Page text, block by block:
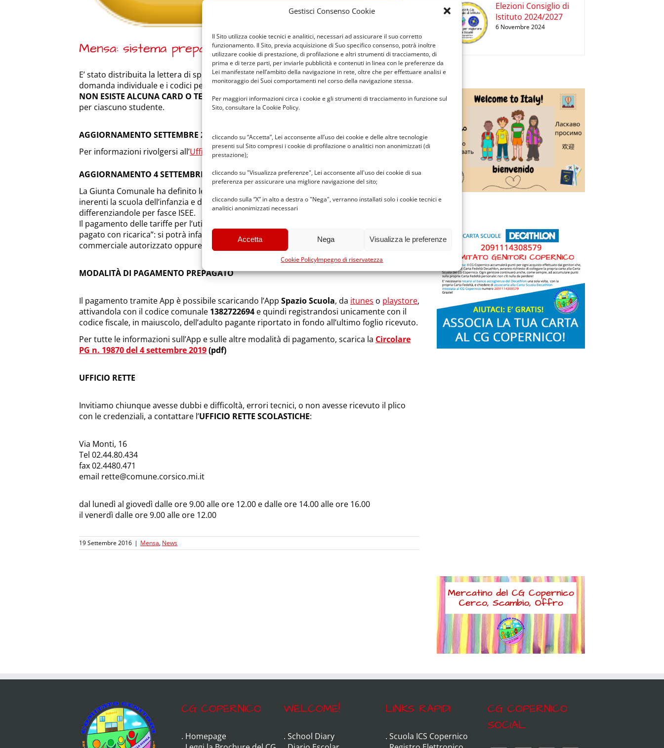
Gestisci Consenso Cookie
Il Sito utilizza cookie tecnici e analitici, necessari ad assicurare il suo corretto
funzionamento. Il Sito, previa acquisizione di Suo specifico consenso, potrà inoltre
utilizzare cookie di prestazione, di profilazione e altri strumenti di tracciamento, di
prima e di terze parti, per inviarle pubblicità e contenuti in linea con le preferenze da
Lei manifestate nell’ambito della navigazione in rete, oltre che per effettuare analisi e
monitoraggio dei Suoi comportamenti nel corso della navigazione stessa.
Per maggiori informazioni circa i cookie e gli strumenti di tracciamento in funzione sul
Sito, consultare la Cookie Policy.
cliccando su “Accetta”, Lei acconsente all’uso dei cookie e delle altre tecnologie
presenti sul Sito compresi i cookie di profilazione o analitici non anonimizzati (di
prestazione);
cliccando su "Visualizza preferenze", Lei acconsente all'uso dei cookie di sua
preferenza per assicurare una migliore navigazione del sito;
cliccando sulla “X” in alto a destra o "Nega", verranno installati solo i cookie tecnici e
analitici anonimizzati necessari
Accetta Nega Visualizza le preferenze
Cookie PolicyImpegno di riservatezza
Mensa: sistema prepagato
E’ stato distribuita la lettera di spiegazione del nuovo sistema prepagato per i servizi a
domanda individuale e i codici personali di ciascuno studente.
NON ESISTE ALCUNA CARD O TESSERA DA RICARICARE: si tratta di un conto prepagato
per ciascuno studente.
AGGIORNAMENTO SETTEMBRE 2022
Per informazioni rivolgersi all’Ufficio rette del Comune di Corsico
AGGIORNAMENTO 4 SETTEMBRE 2019
La Giunta Comunale ha definito le tariffe per la fruizione dei servizi scolastici comunali
inerenti la scuola dell’infanzia e dell’obbligo per l’anno scolastico 2019-2020,
differenziandole per fasce ISEE.
Il pagamento delle tariffe per l’utilizzo dei servizi dovrà avvenire con la modalità di “pre-
pagato con ricarica”: si potrà infatti pagare direttamente da casa, da un esercizio
commerciale autorizzato oppure con carta di credito.
MODALITÀ DI PAGAMENTO PREPAGATO
Il pagamento tramite App è possibile scaricando l’App Spazio Scuola, da itunes o playstore,
attivandola con il codice comunale 1382722694 e quindi registrandosi unicamente con il
codice fiscale, in maiuscolo, dell’adulto pagante riportato in fondo all’ultimo foglio ricevuto.
Per tutte le informazioni sull’App e sulle altre modalità di pagamento, scarica la Circolare
PG n. 19870 del 4 settembre 2019(pdf)
UFFICIO RETTE
Invitiamo chiunque avesse dubbi e difficoltà, errori tecnici, o non avesse ricevuto il plico
con le credenziali, a contattare l’UFFICIO RETTE SCOLASTICHE:
Via Monti, 16
Tel 02.44.80.434
fax 02.4480.471
email rette@comune.corsico.mi.it
dal lunedì al giovedì dalle ore 9.00 alle ore 12.00 e dalle ore 14.00 alle ore 16.00
il venerdì dalle ore 9.00 alle ore 12.00
19 Settembre 2016 | Mensa, News
Elezioni Consiglio di
Istituto 2024/2027
6 Novembre 2024
CG COPERNICO
. Homepage
WELCOME!
. School Diary
LINKS RAPIDI
.Scuola ICS Copernico
CG COPERNICO
SOCIAL